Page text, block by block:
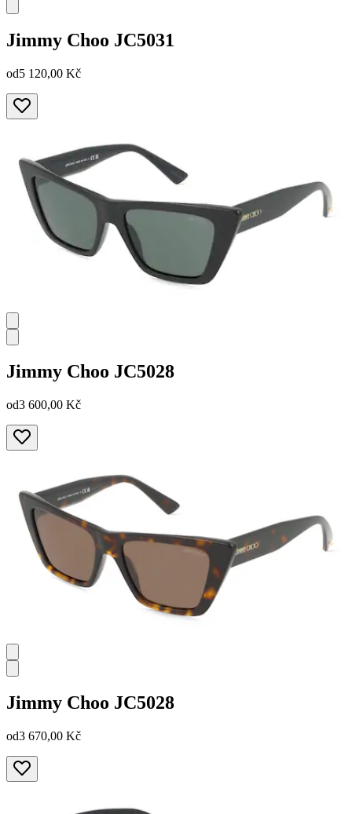
Jimmy Choo JC5031
od5 120,00 Kč
Jimmy Choo JC5028
od3 600,00 Kč
Jimmy Choo JC5028
od3 670,00 Kč